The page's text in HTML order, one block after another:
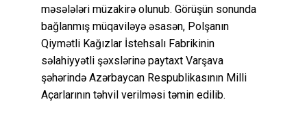
məsələləri müzakirə olunub. Görüşün sonunda
bağlanmış müqaviləyə əsasən, Polşanın
Qiymətli Kağızlar İstehsalı Fabrikinin
səlahiyyətli şəxslərinə paytaxt Varşava
şəhərində Azərbaycan Respublikasının Milli
Açarlarının təhvil verilməsi təmin edilib.